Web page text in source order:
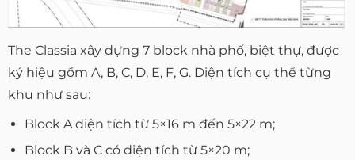
The Classia xây dựng 7 block nhà phố, biệt thự, được
ký hiệu gồm A, B, C, D, E, F, G. Diện tích cụ thể từng
khu như sau:
Block A diện tích từ 5×16 m đến 5×22 m;
Block B và C có diện tích từ 5×20 m;